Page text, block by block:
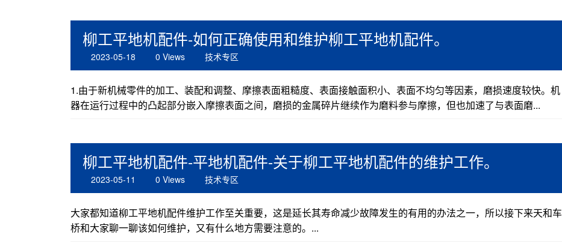
柳工平地机配件-如何正确使用和维护柳工平地机配件。
2023-05-18 0 Views 技术专区
1.由于新机械零件的加工、装配和调整、摩擦表面粗糙度、表面接触面积小、表面不均匀等因素，磨损速度较快。机
器在运行过程中的凸起部分嵌入摩擦表面之间，磨损的金属碎片继续作为磨料参与摩擦，但也加速了与表面磨...
柳工平地机配件-平地机配件-关于柳工平地机配件的维护工作。
2023-05-11 0 Views 技术专区
大家都知道柳工平地机配件维护工作至关重要，这是延长其寿命减少故障发生的有用的办法之一，所以接下来天和车
桥和大家聊一聊该如何维护，又有什么地方需要注意的。...